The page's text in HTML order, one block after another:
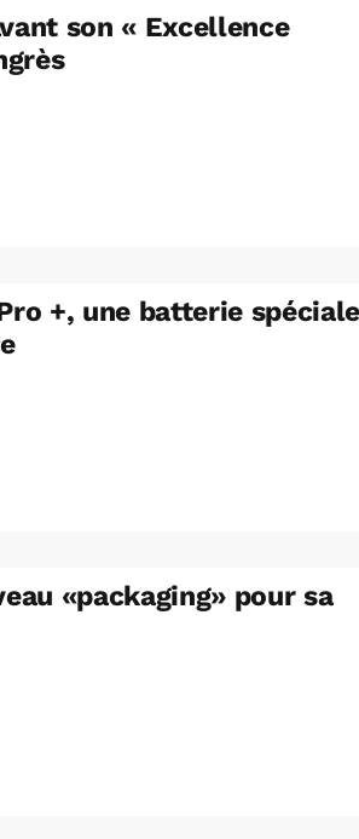
son « Excellence
+, une batterie spéciale
«packaging» pour sa